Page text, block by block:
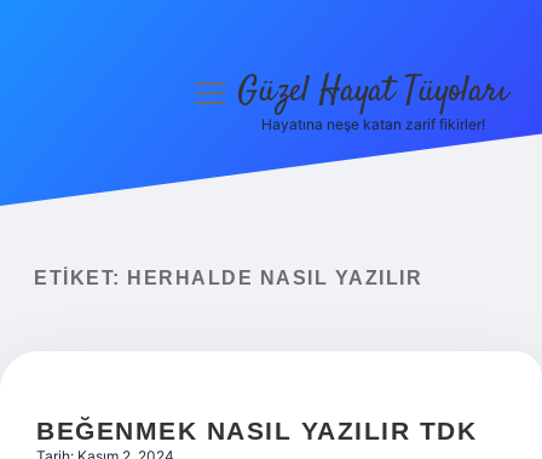
Yasal Uyarı
menüyüGüzel Hayat Tüyoları
Hayatına neşe katan zarif fikirler!
ETIKET: HERHALDE NASIL YAZILIR
BEĞENMEK NASIL YAZILIR TDK